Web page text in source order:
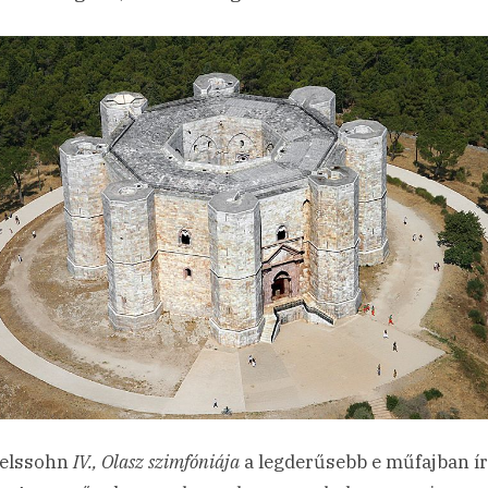
IV., Olasz szimfóniája a legderűsebb e műfajban